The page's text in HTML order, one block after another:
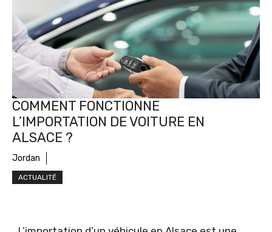
COMMENT FONCTIONNE
L’IMPORTATION DE VOITURE EN
ALSACE ?
Jordan
ACTUALITÉ